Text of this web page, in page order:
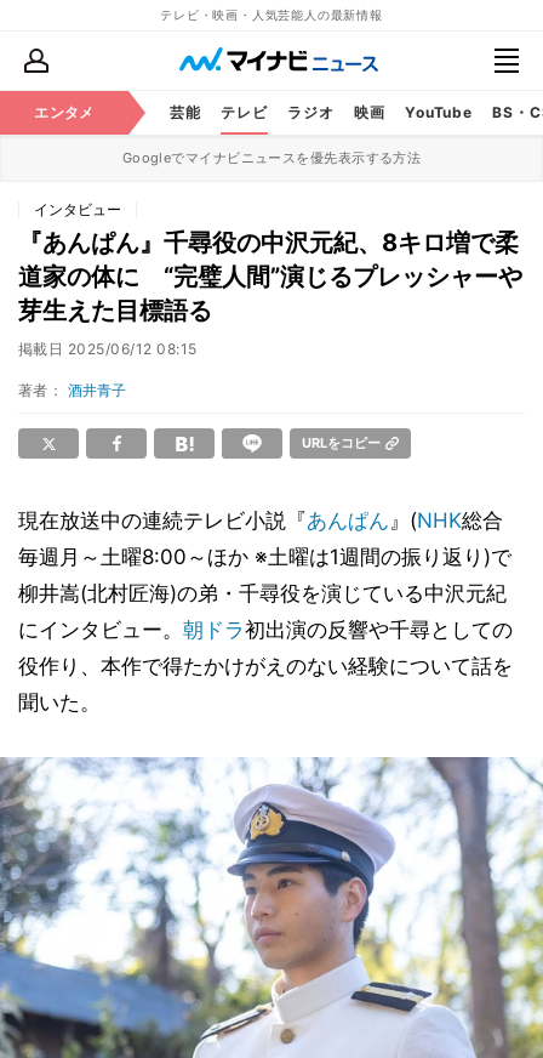
テレビ・映画・人気芸能人の最新情報
エンタメ 芸能 テレビ ラジオ 映画 YouTube BS・
Googleでマイナビニュースを優先表示する方法
インタビュー
『あんぱん』千尋役の中沢元紀、8キロ増で柔
道家の体に “完璧人間”演じるプレッシャーや
芽生えた目標語る
掲載日 2025/06/12 08:15
著者： 酒井青子
URLをコピー
現在放送中の連続テレビ小説『あんぱん』(NHK総合
毎週月～土曜8:00～ほか ※土曜は1週間の振り返り)で
柳井嵩(北村匠海)の弟・千尋役を演じている中沢元紀
にインタビュー。 朝ドラ初出演の反響や千尋としての
役作り、本作で得たかけがえのない経験について話を
聞いた。